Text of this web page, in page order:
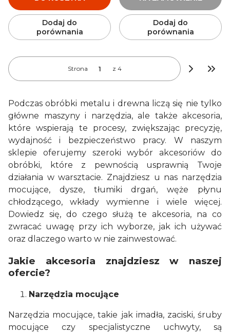
Dodaj do
porównania
Dodaj do
porównania
Strona z 4
Podczas obróbki metalu i drewna liczą się nie tylko
główne maszyny i narzędzia, ale także akcesoria,
które wspierają te procesy, zwiększając precyzję,
wydajność i bezpieczeństwo pracy. W naszym
sklepie oferujemy szeroki wybór akcesoriów do
obróbki, które z pewnością usprawnią Twoje
działania w warsztacie. Znajdziesz u nas narzędzia
mocujące, dysze, tłumiki drgań, węże płynu
chłodzącego, wkłady wymienne i wiele więcej.
Dowiedz się, do czego służą te akcesoria, na co
zwracać uwagę przy ich wyborze, jak ich używać
oraz dlaczego warto w nie zainwestować.
Jakie akcesoria znajdziesz w naszej
ofercie?
Narzędzia mocujące
Narzędzia mocujące, takie jak imadła, zaciski, śruby
mocujące czy specjalistyczne uchwyty, są